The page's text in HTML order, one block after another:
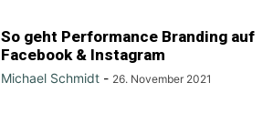
So geht Performance Branding auf
Facebook & Instagram
Michael Schmidt - 26. November 2021